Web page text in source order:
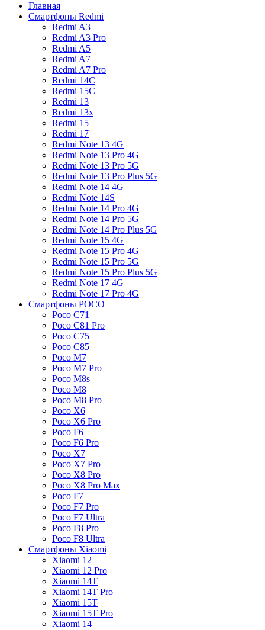
Главная
Смартфоны Redmi
Redmi A3
Redmi A3 Pro
Redmi A5
Redmi A7
Redmi A7 Pro
Redmi 14C
Redmi 15C
Redmi 13
Redmi 13x
Redmi 15
Redmi 17
Redmi Note 13 4G
Redmi Note 13 Pro 4G
Redmi Note 13 Pro 5G
Redmi Note 13 Pro Plus 5G
Redmi Note 14 4G
Redmi Note 14S
Redmi Note 14 Pro 4G
Redmi Note 14 Pro 5G
Redmi Note 14 Pro Plus 5G
Redmi Note 15 4G
Redmi Note 15 Pro 4G
Redmi Note 15 Pro 5G
Redmi Note 15 Pro Plus 5G
Redmi Note 17 4G
Redmi Note 17 Pro 4G
Смартфоны POCO
Poco C71
Poco C81 Pro
Poco C75
Poco C85
Poco M7
Poco M7 Pro
Poco M8s
Poco M8
Poco M8 Pro
Poco X6
Poco X6 Pro
Poco F6
Poco F6 Pro
Poco X7
Poco X7 Pro
Poco X8 Pro
Poco X8 Pro Max
Poco F7
Poco F7 Pro
Poco F7 Ultra
Poco F8 Pro
Poco F8 Ultra
Смартфоны Xiaomi
Xiaomi 12
Xiaomi 12 Pro
Xiaomi 14T
Xiaomi 14T Pro
Xiaomi 15T
Xiaomi 15T Pro
Xiaomi 14